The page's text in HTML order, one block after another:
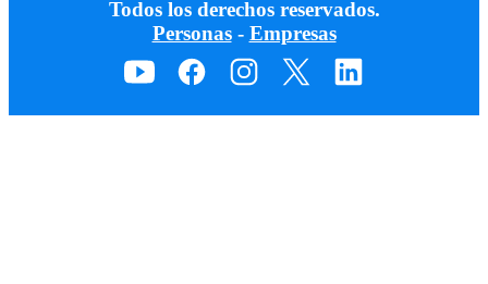
Todos los derechos reservados.
Personas- Empresas